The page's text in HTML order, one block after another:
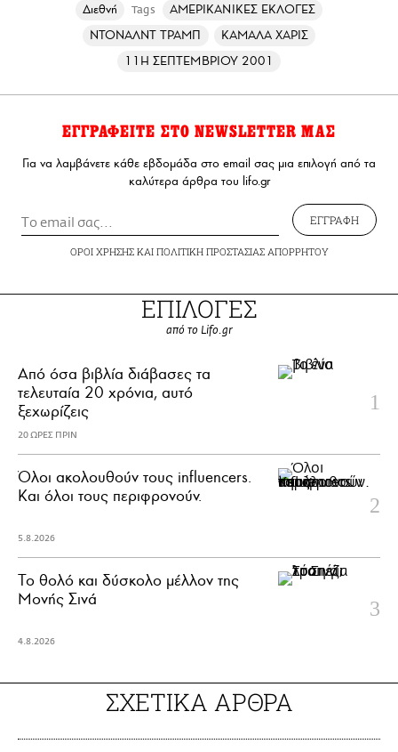
Διεθνή Tags
ΑΜΕΡΙΚΑΝΙΚΕΣ ΕΚΛΟΓΕΣ
ΝΤΟΝΑΛΝΤ ΤΡΑΜΠ
ΚΑΜΑΛΑ ΧΑΡΙΣ
11Η ΣΕΠΤΕΜΒΡΙΟΥ 2001
ΕΓΓΡΑΦΕΙΤΕ ΣΤΟ NEWSLETTER ΜΑΣ
Για να λαμβάνετε κάθε εβδομάδα στο email σας μια επιλογή από τα
καλύτερα άρθρα του lifo.gr
ΕΓΓΡΑΦΗ
ΟΡΟΙ ΧΡΗΣΗΣΚΑΙ ΠΟΛΙΤΙΚΗ ΠΡΟΣΤΑΣΙΑΣ ΑΠΟΡΡΗΤΟΥ
ΕΠΙΛΟΓΕΣ
από το Lifo.gr
Από όσα βιβλία διάβασες τα
τελευταία 20 χρόνια, αυτό
ξεχωρίζεις
20 ΩΡΕΣ ΠΡΙΝ
Όλοι ακολουθούν τους influencers.
Και όλοι τους περιφρονούν.
5.8.2026
Το θολό και δύσκολο μέλλον της
Μονής Σινά
4.8.2026
ΣΧΕΤΙΚΑ ΑΡΘΡΑ